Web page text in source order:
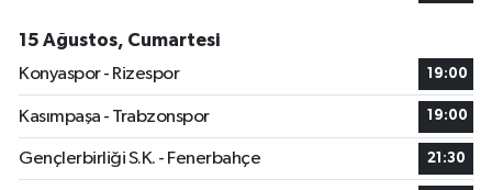
15 Ağustos, Cumartesi
Konyaspor - Rizespor
19:00
Kasımpaşa - Trabzonspor 19:00
Gençlerbirliği S.K. - Fenerbahçe 21:30